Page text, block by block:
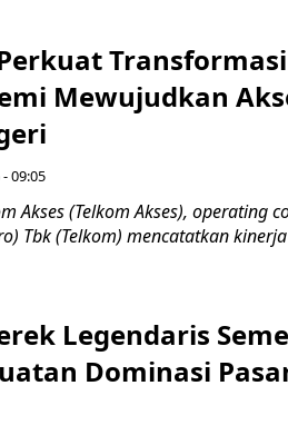
Transformasi
Mewujudkan
09:05
Akses (Telkom Akses), operating
Tbk (Telkom) mencatatkan
Legendaris
Dominasi